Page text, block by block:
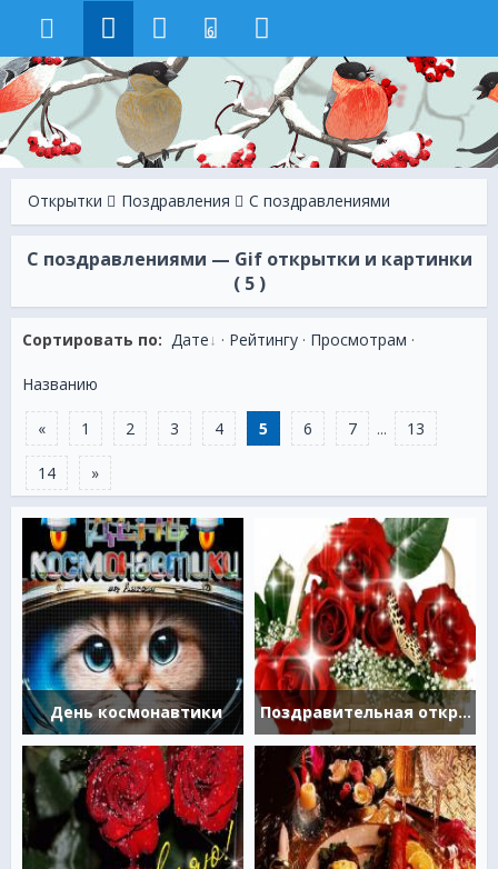
6
Открытки Поздравления С поздравлениями
С поздравлениями — Gif открытки и картинки
( 5 )
Сортировать по: Дате · Рейтингу · Просмотрам ·
Названию
« 1 2 3 4 5 6 7 ... 13
14 »
День космонавтики Поздравительная открытка на английском языке